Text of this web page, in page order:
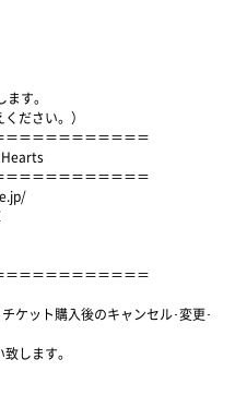
す。
ださい。）
＝＝＝＝＝＝＝＝＝＝
＝＝＝＝＝＝＝＝＝＝
＝＝＝＝＝＝＝＝＝＝
ケット購入後のキャンセル･変更･
します。